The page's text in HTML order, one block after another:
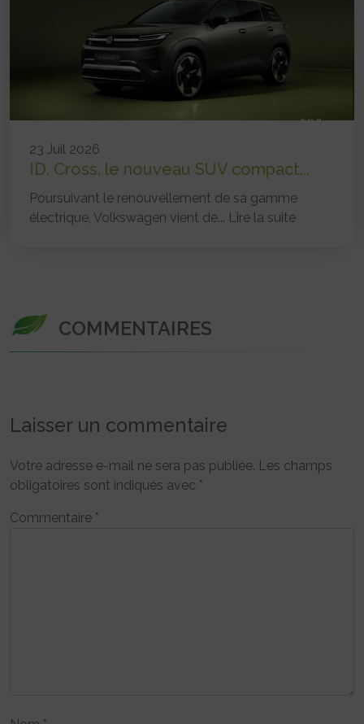
23 Juil 2026
ID. Cross, le nouveau SUV compact...
Poursuivant le renouvellement de sa gamme
électrique, Volkswagen vient de... Lire la suite
COMMENTAIRES
Laisser un commentaire
Votre adresse e-mail ne sera pas publiée. Les champs
obligatoires sont indiqués avec *
Commentaire *